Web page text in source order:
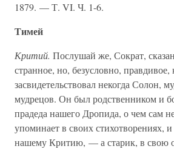
1879. — Т. VI. Ч. 1-6.
Тимей
Критий. Послушай же, Сократ,
странное, но, безусловно, правдивое,
засвидетельствовал некогда Солон,
мудрецов. Он был родственником и
прадеда нашего Дропида, о чем сам
упоминает в своих стихотворениях,
нашему Критию, — а старик, в свою